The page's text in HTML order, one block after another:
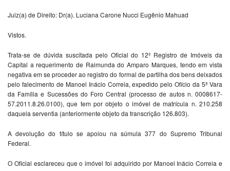
Juiz(a) de Direito: Dr(a). Luciana Carone Nucci Eugênio Mahuad
Vistos.
Trata-se de dúvida suscitada pelo Oficial do 12º Registro de Imóveis da
Capital a requerimento de Raimunda do Amparo Marques, tendo em vista
negativa em se proceder ao registro do formal de partilha dos bens deixados
pelo falecimento de Manoel Inácio Correia, expedido pelo Ofício da 5ª Vara
da Família e Sucessões do Foro Central (processo de autos n. 0008617-
57.2011.8.26.0100), que tem por objeto o imóvel de matrícula n. 210.258
daquela serventia (anteriormente objeto da transcrição 126.803).
A devolução do título se apoiou na súmula 377 do Supremo Tribunal
Federal.
O Oficial esclareceu que o imóvel foi adquirido por Manoel Inácio Correia e